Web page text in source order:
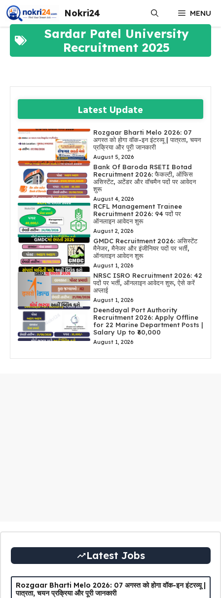
Skip
to
content
Nokri24 MENU
Sardar Patel University
Recruitment 2025
Latest Update
Rozgaar Bharti Melo 2026: 07
अगस्त को होगा वॉक-इन इंटरव्यू | पात्रता, चयन
प्रक्रिया और पूरी जानकारी
August 5, 2026
Bank Of Baroda RSETI Botad
Recruitment 2026: फैकल्टी, ऑफिस
असिस्टेंट, अटेंडर और वॉचमैन पदों पर आवेदन
शुरू
August 4, 2026
RCFL Management Trainee
Recruitment 2026: 94 पदों पर
ऑनलाइन आवेदन शुरू
August 2, 2026
GMDC Recruitment 2026: असिस्टेंट
मैनेजर, मैनेजर और इंजीनियर पदों पर भर्ती,
ऑनलाइन आवेदन शुरू
August 1, 2026
NRSC ISRO Recruitment 2026: 42
पदों पर भर्ती, ऑनलाइन आवेदन शुरू, ऐसे करें
अप्लाई
August 1, 2026
Deendayal Port Authority
Recruitment 2026: Apply Offline
for 22 Marine Department Posts |
Salary Up to ₹60,000
August 1, 2026
Latest Jobs
Rozgaar Bharti Melo 2026: 07 अगस्त को होगा वॉक-इन इंटरव्यू |
पात्रता, चयन प्रक्रिया और पूरी जानकारी